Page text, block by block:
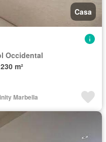
Casa
Occidental
230 m²
Marbella